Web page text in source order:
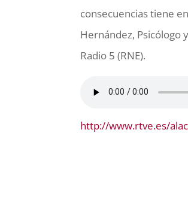
consecuencias tiene
Hernández, Psicólogo
Radio 5 (RNE).
http://www.rtve.es/